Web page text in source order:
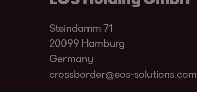
Steindamm 71
20099 Hamburg
Germany
crossborder@eos-solutions.com